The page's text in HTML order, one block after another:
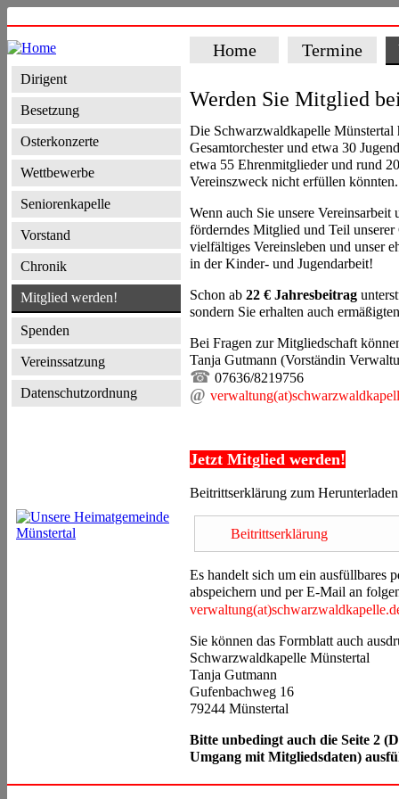
Dirigent
Besetzung
Osterkonzerte
Wettbewerbe
Seniorenkapelle
Vorstand
Chronik
Mitglied werden!
Spenden
Vereinssatzung
Datenschutzordnung
Home Termine
Werden Sie Mitglied
Die Schwarzwaldkapelle
Gesamtorchester und etwa 30
etwa 55 Ehrenmitglieder und rund
Vereinszweck nicht erfüllen könnten.
Wenn auch Sie unsere
förderndes Mitglied und Teil
vielfältiges Vereinsleben und unser
in der Kinder- und Jugendarbeit!
Schon ab 22 € Jahresbeitrag
sondern Sie erhalten auch
Bei Fragen zur Mitgliedschaft
Tanja Gutmann (Vorständin
☎ 07636/8219756
@
Jetzt Mitglied werden!
Beitrittserklärung zum
Beitrittserklärung
Es handelt sich um ein ausfüllbares
abspeichern und per E-Mail an
Sie können das Formblatt auch
Schwarzwaldkapelle Münstertal
Tanja Gutmann
Gufenbachweg 16
79244 Münstertal
Bitte unbedingt auch die Seite 2
Umgang mit Mitgliedsdaten)